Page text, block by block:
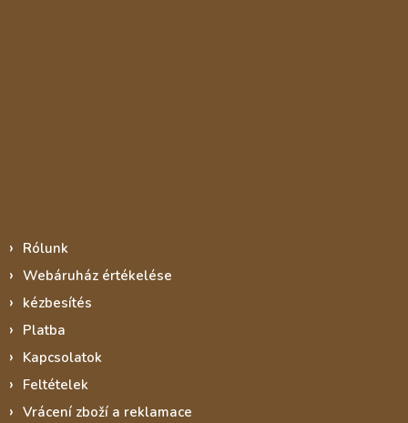
Rólunk
Webáruház értékelése
kézbesítés
Platba
Kapcsolatok
Feltételek
Vrácení zboží a reklamace